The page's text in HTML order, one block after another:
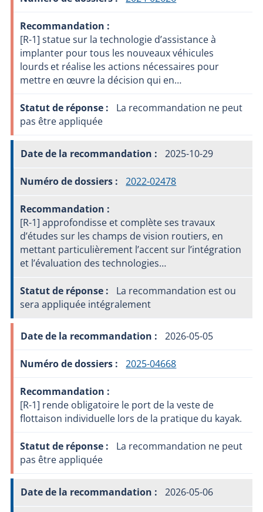
[R-1] statue sur la technologie d’assistance à
implanter pour tous les nouveaux véhicules
lourds et réalise les actions nécessaires pour
mettre en œuvre la décision qui en…
La recommandation ne peut
pas être appliquée
2025-10-29
2022-02478
[R-1] approfondisse et complète ses travaux
d’études sur les champs de vision routiers, en
mettant particulièrement l’accent sur l’intégration
et l’évaluation des technologies…
La recommandation est ou
sera appliquée intégralement
2026-05-05
2025-04668
[R-1] rende obligatoire le port de la veste de
flottaison individuelle lors de la pratique du kayak.
La recommandation ne peut
pas être appliquée
2026-05-06